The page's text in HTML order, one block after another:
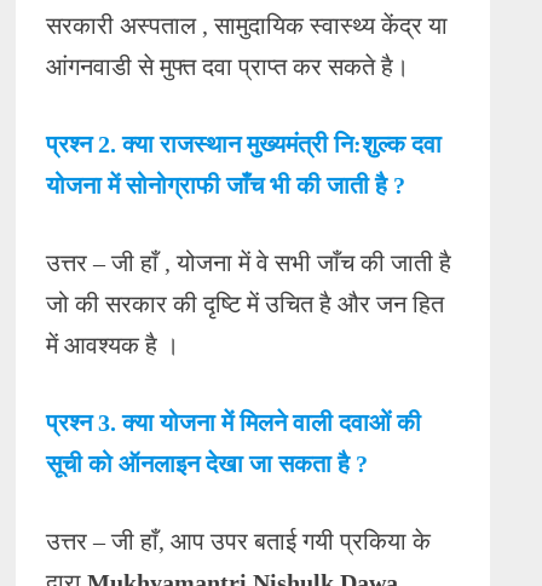
सरकारी अस्पताल , सामुदायिक स्वास्थ्य केंद्र या
आंगनवाडी से मुफ्त दवा प्राप्त कर सकते है।
प्रश्न 2. क्या राजस्थान मुख्यमंत्री नि:शुल्क दवा
योजना में सोनोग्राफी जाँच भी की जाती है ?
उत्तर – जी हाँ , योजना में वे सभी जाँच की जाती है
जो की सरकार की दृष्टि में उचित है और जन हित
में आवश्यक है ।
प्रश्न 3. क्या योजना में मिलने वाली दवाओं की
सूची को ऑनलाइन देखा जा सकता है ?
उत्तर – जी हाँ, आप उपर बताई गयी प्रकिया के